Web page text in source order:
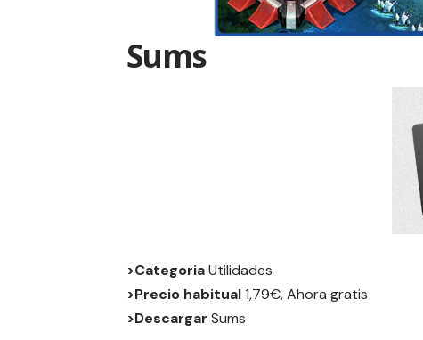
Sums
>CategoriaUtilidades
>Precio habitual1,79€, Ahora gratis
>Descargar Sums